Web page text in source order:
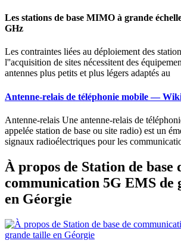
Les stations de base MIMO à grande
GHz
Les contraintes liées au déploiement des
l''acquisition de sites nécessitent des
antennes plus petits et plus légers adaptés au
Antenne-relais de téléphonie mobile —
Antenne-relais Une antenne-relais de
appelée station de base ou site radio) est un
signaux radioélectriques pour les
À propos de Station de base
communication 5G EMS de
en Géorgie